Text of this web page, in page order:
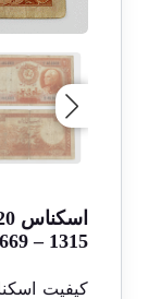
1315 – B/461669
کیفیت